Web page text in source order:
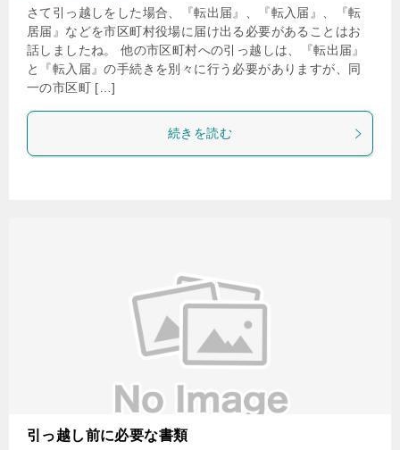
さて引っ越しをした場合、『転出届』、『転入届』、『転
居届』などを市区町村役場に届け出る必要があることはお
話しましたね。 他の市区町村への引っ越しは、『転出届』
と『転入届』の手続きを別々に行う必要がありますが、同
一の市区町 […]
続きを読む
引っ越し前に必要な書類